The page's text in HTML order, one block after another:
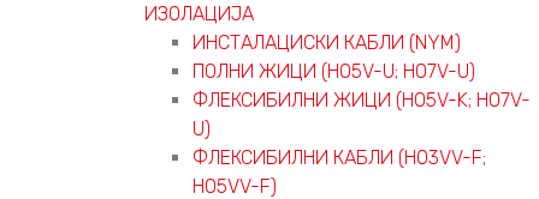
ИЗОЛАЦИЈА
ИНСТАЛАЦИСКИ КАБЛИ (NYM)
ПОЛНИ ЖИЦИ (H05V-U; H07V-U)
ФЛЕКСИБИЛНИ ЖИЦИ (H05V-K; H07V-
U)
ФЛЕКСИБИЛНИ КАБЛИ (H03VV-F;
H05VV-F)